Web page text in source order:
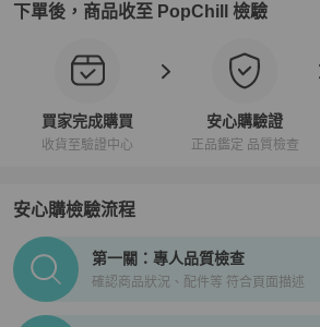
下單後，商品收至 PopChill 檢驗
買家完成購買
收貨至驗證中心
安心購驗證
正品鑑定 品質檢查
安心購檢驗流程
PopChill拍拍圈正品驗證、安心購檢驗
第一關：專人品質檢查
確認商品狀況、配件等 符合頁面描述